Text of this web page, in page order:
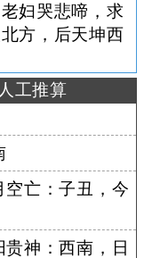
妇哭悲啼，求
方，后天坤西
工推算
亡：子丑，今
神：西南，日